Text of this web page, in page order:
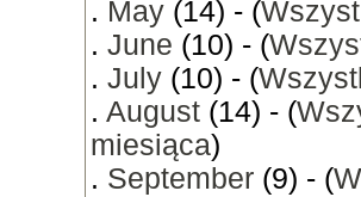
. May (14) - (
. June (10) - (
. July (10) - (
. August (14) - (
miesiąca)
. September (9) - (